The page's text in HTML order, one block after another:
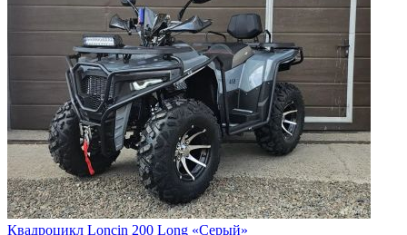
Квадроцикл Loncin 200 Long «Серый»